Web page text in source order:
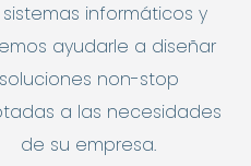
sistemas informáticos y
ayudarle a diseñar
soluciones non-stop
a las necesidades
de su empresa.